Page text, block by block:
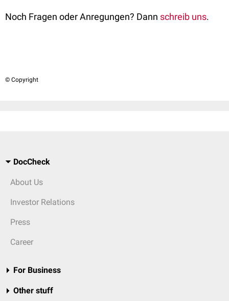
Noch Fragen oder Anregungen? Dann schreib uns.
© Copyright
DocCheck
About Us
Investor Relations
Press
Career
For Business
Other stuff